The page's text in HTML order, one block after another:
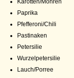
Karotten/Möhren
Paprika
Pfefferoni/Chili
Pastinaken
Petersilie
Wurzelpetersilie
Lauch/Porree